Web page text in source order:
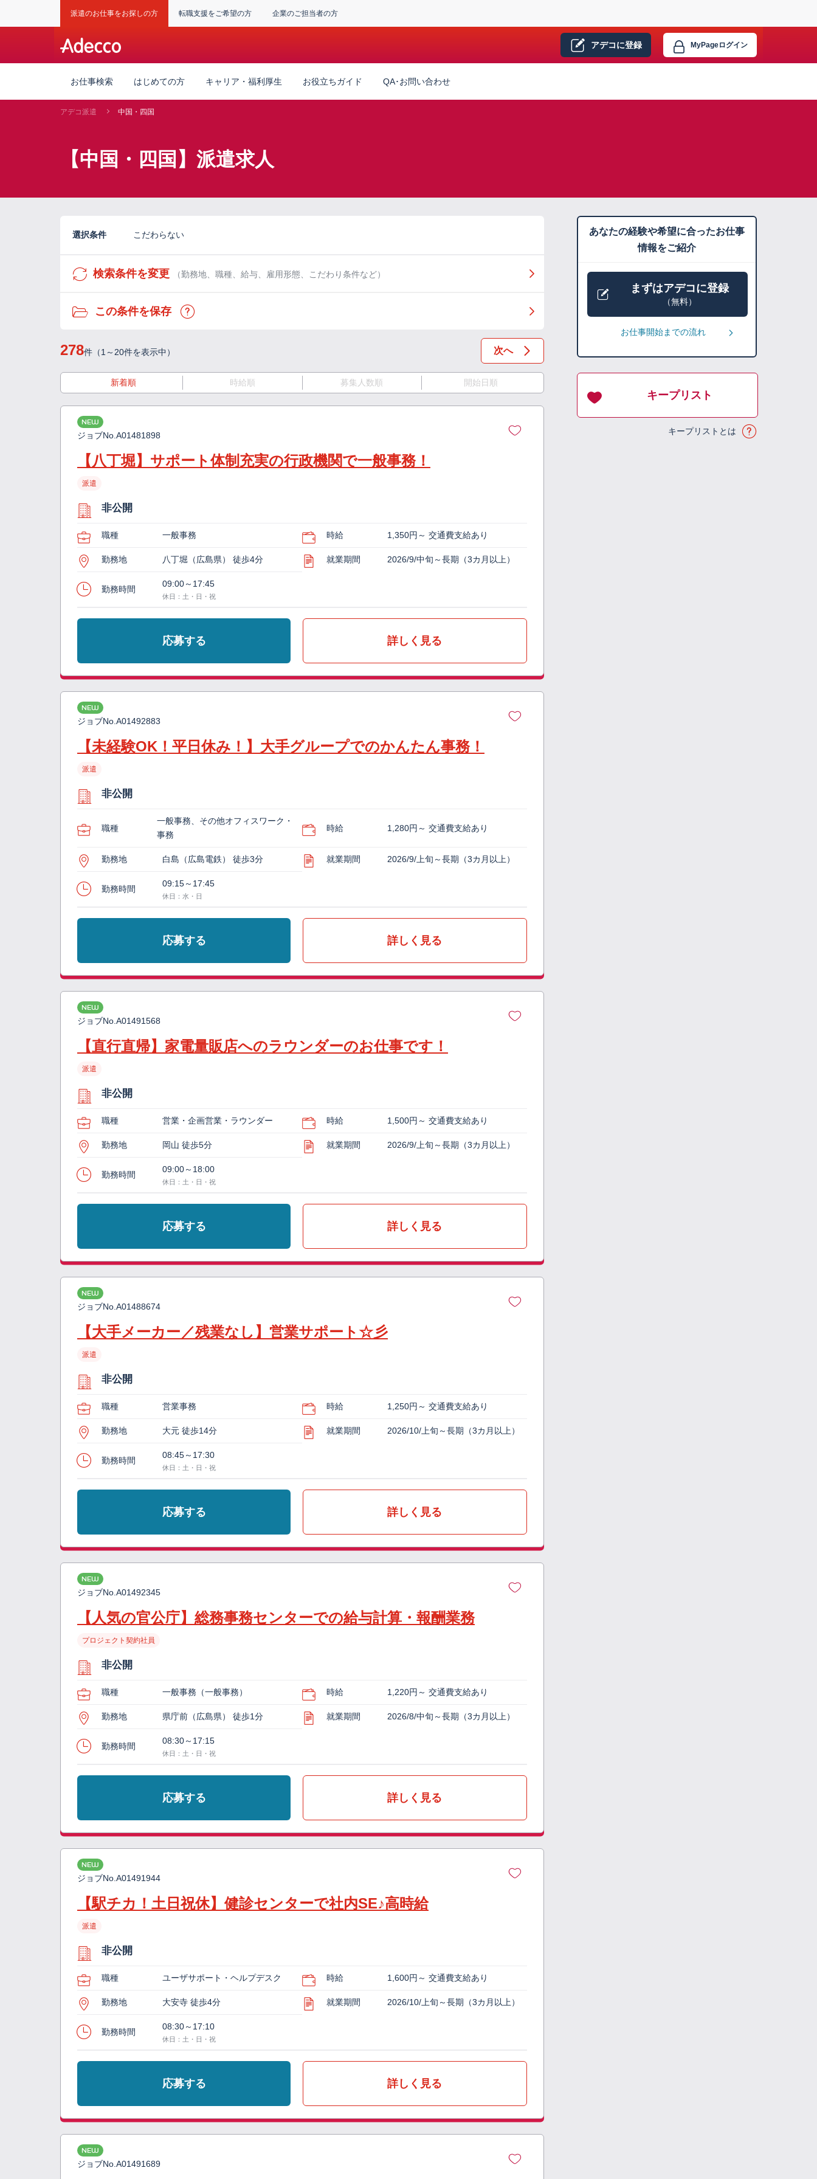
派遣のお仕事をお探しの方 転職支援をご希望の方 企業のご担当者の方
アデコに登録 MyPageログイン
お仕事検索 はじめての方 キャリア・福利厚生 お役立ちガイド QA･お問い合わせ
アデコ派遣 中国・四国
【中国・四国】派遣求人
選択条件 こだわらない
検索条件を変更 （勤務地、職種、給与、雇用形態、こだわり条件など）
この条件を保存
278件（1～20件を表示中） 次へ
新着順 時給順 募集人数順 開始日順
NEW
ジョブNo. A01481898
【八丁堀】サポート体制充実の行政機関で一般事務！
派遣
非公開
職種 一般事務 時給 1,350円～ 交通費支給あり
勤務地 八丁堀（広島県） 徒歩4分 就業期間 2026/9/中旬～長期（3カ月以上）
勤務時間
09:00～17:45
休日：土・日・祝
応募する 詳しく見る
NEW
ジョブNo. A01492883
【未経験OK！平日休み！】大手グループでのかんたん事務！
派遣
非公開
職種
一般事務、その他オフィスワーク・
事務
時給 1,280円～ 交通費支給あり
勤務地 白島（広島電鉄） 徒歩3分 就業期間 2026/9/上旬～長期（3カ月以上）
勤務時間
09:15～17:45
休日：水・日
応募する 詳しく見る
NEW
ジョブNo. A01491568
【直行直帰】家電量販店へのラウンダーのお仕事です！
派遣
非公開
職種 営業・企画営業・ラウンダー 時給 1,500円～ 交通費支給あり
勤務地 岡山 徒歩5分 就業期間 2026/9/上旬～長期（3カ月以上）
勤務時間
09:00～18:00
休日：土・日・祝
応募する 詳しく見る
NEW
ジョブNo. A01488674
【大手メーカー／残業なし】営業サポート☆彡
派遣
非公開
職種 営業事務 時給 1,250円～ 交通費支給あり
勤務地 大元 徒歩14分 就業期間 2026/10/上旬～長期（3カ月以上）
勤務時間
08:45～17:30
休日：土・日・祝
応募する 詳しく見る
NEW
ジョブNo. A01492345
【人気の官公庁】総務事務センターでの給与計算・報酬業務
プロジェクト契約社員
非公開
職種 一般事務（一般事務） 時給 1,220円～ 交通費支給あり
勤務地 県庁前（広島県） 徒歩1分 就業期間 2026/8/中旬～長期（3カ月以上）
勤務時間
08:30～17:15
休日：土・日・祝
応募する 詳しく見る
NEW
ジョブNo. A01491944
【駅チカ！土日祝休】健診センターで社内SE♪高時給
派遣
非公開
職種 ユーザサポート・ヘルプデスク 時給 1,600円～ 交通費支給あり
勤務地 大安寺 徒歩4分 就業期間 2026/10/上旬～長期（3カ月以上）
勤務時間
08:30～17:10
休日：土・日・祝
応募する 詳しく見る
NEW
ジョブNo. A01491689
あなたの経験や希望に合ったお仕事
情報をご紹介
まずはアデコに登録
（無料）
お仕事開始までの流れ
キープリスト
キープリストとは